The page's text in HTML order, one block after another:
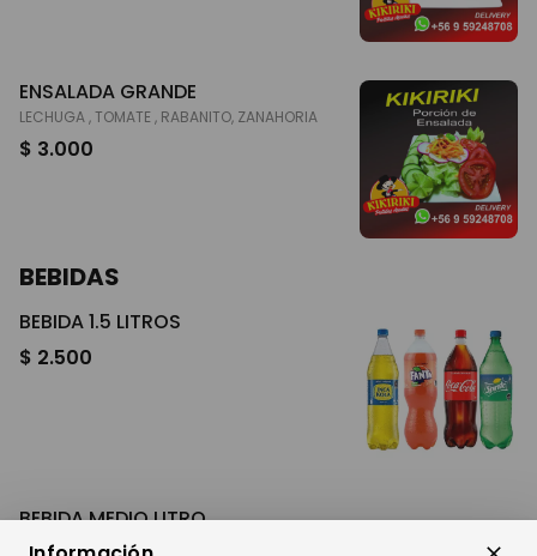
ENSALADA GRANDE
LECHUGA , TOMATE , RABANITO, ZANAHORIA
$ 3.000
BEBIDAS
BEBIDA 1.5 LITROS
$ 2.500
BEBIDA MEDIO LITRO